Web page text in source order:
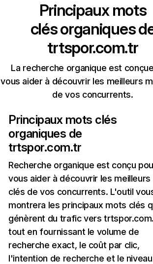
Principaux mots
clés organiques
trtspor.com.tr
La recherche organique est
vous aider à découvrir les meilleurs
de vos concurrents.
Principaux mots clés
organiques de
trtspor.com.tr
Recherche organique est conçu
vous aider à découvrir les
clés de vos concurrents. L'outil
montrera les principaux mots clés
génèrent du trafic vers
tout en fournissant le volume de
recherche exact, le coût par clic,
l'intention de recherche et le